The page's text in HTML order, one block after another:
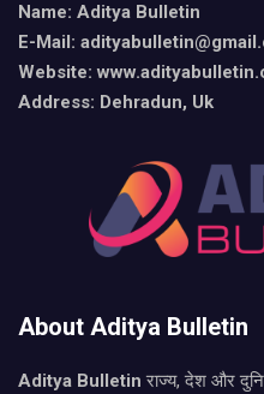
Name: Aditya Bulletin
E-Mail:
Website:
Address: Dehradun, Uk
About Aditya Bulletin
Aditya Bulletinराज्य, देश और